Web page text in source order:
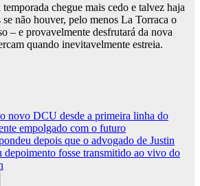
chegue mais cedo e talvez haja
não houver, pelo menos La Torraca o
– e provavelmente desfrutará da nova
quando inevitavelmente estreia.
novo DCU desde a primeira linha do
empolgado com o futuro
depois que o advogado de Justin
depoimento fosse transmitido ao vivo do